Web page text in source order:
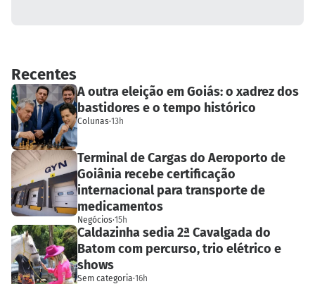
Recentes
A outra eleição em Goiás: o xadrez dos
bastidores e o tempo histórico
Colunas·13h
Terminal de Cargas do Aeroporto de
Goiânia recebe certificação
internacional para transporte de
medicamentos
Negócios·15h
Caldazinha sedia 2ª Cavalgada do
Batom com percurso, trio elétrico e
shows
Sem categoria·16h